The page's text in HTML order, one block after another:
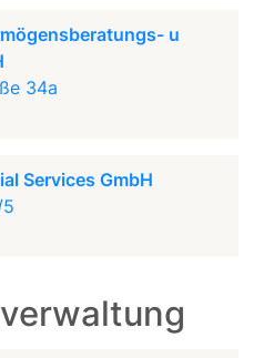
u
34a
Services GmbH